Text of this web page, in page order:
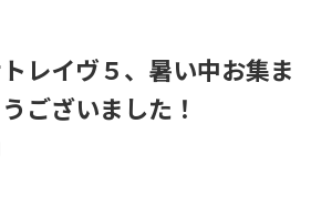
レイヴ５、暑い中お集ま
ございました！